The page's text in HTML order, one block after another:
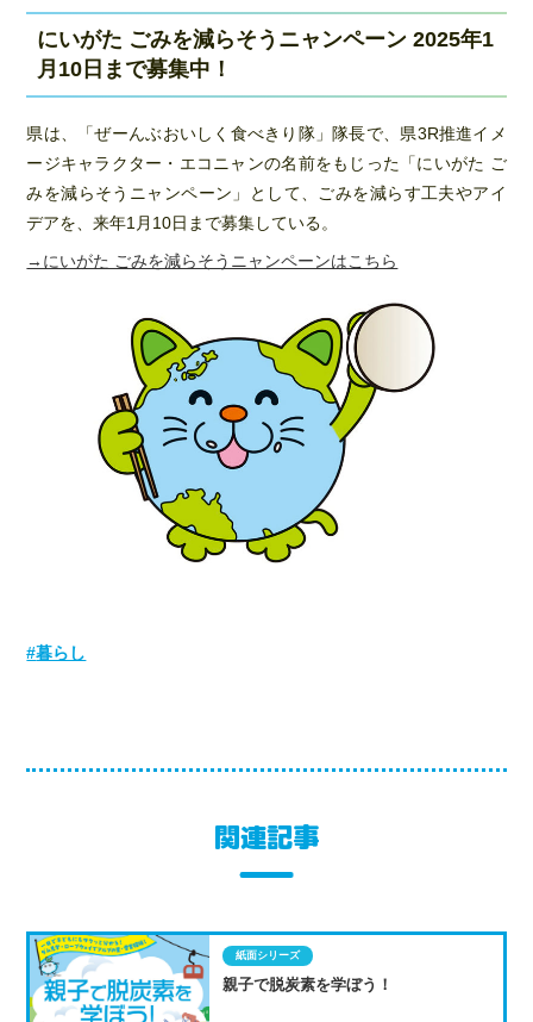
にいがた ごみを減らそうニャンペーン 2025年1
月10日まで募集中！
県は、「ぜーんぶおいしく食べきり隊」隊長で、県3R推進イメ
ージキャラクター・エコニャンの名前をもじった「にいがた ご
みを減らそうニャンペーン」として、ごみを減らす工夫やアイ
デアを、来年1月10日まで募集している。
→にいがた ごみを減らそうニャンペーンはこちら
暮らし
関連記事
親子で脱炭素を学ぼう！
紙面シリーズ